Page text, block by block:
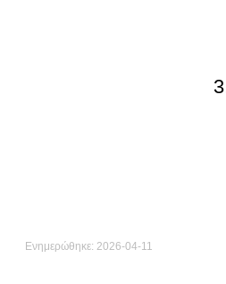
Ενημερώθηκε: 2026-04-11